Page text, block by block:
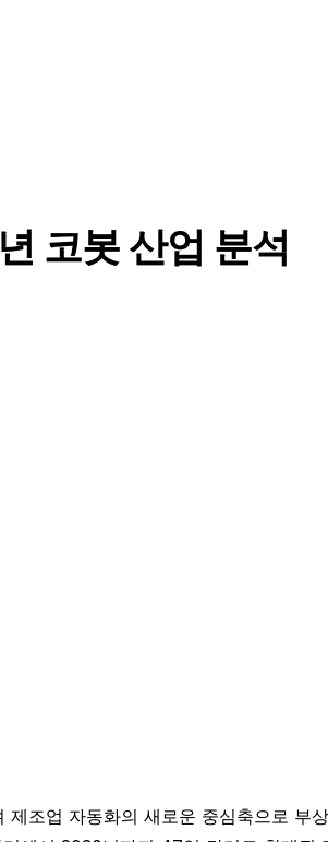
코봇 산업 분석
조업 자동화의 새로운 중심축으로 부